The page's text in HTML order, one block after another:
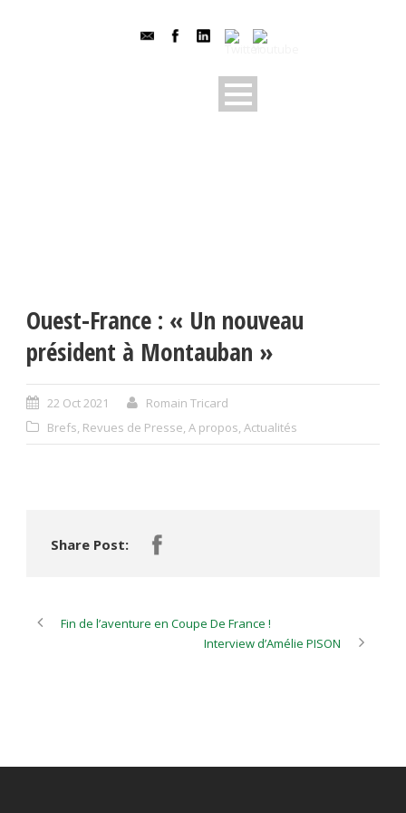
Ouest-France : « Un nouveau
président à Montauban »
22 Oct 2021
Romain Tricard
Brefs, Revues de Presse, A propos, Actualités
Share Post:
Fin de l’aventure en Coupe De France !
Interview d’Amélie PISON